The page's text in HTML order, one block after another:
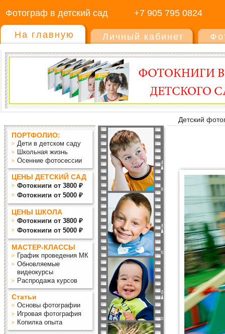
Фотограф в детский сад +7 905 795 0824
На главную Личный кабинет
Детский
ПОРТФОЛИО:
Дети в детском саду
Школьная жизнь
Осенние фотосессии
ЦЕНЫ ДЕТСКИЙ САД
Фотокниги от 3800 ₽
Фотокниги от 5000 ₽
ЦЕНЫ ШКОЛА
Фотокниги от 3800 ₽
Фотокниги от 5000 ₽
МАСТЕР-КЛАССЫ
График проведения МК
Обновляемые
видеокурсы
Распродажа курсов
Статьи
Основы фотографии
Игровая фотография
Копилка опыта